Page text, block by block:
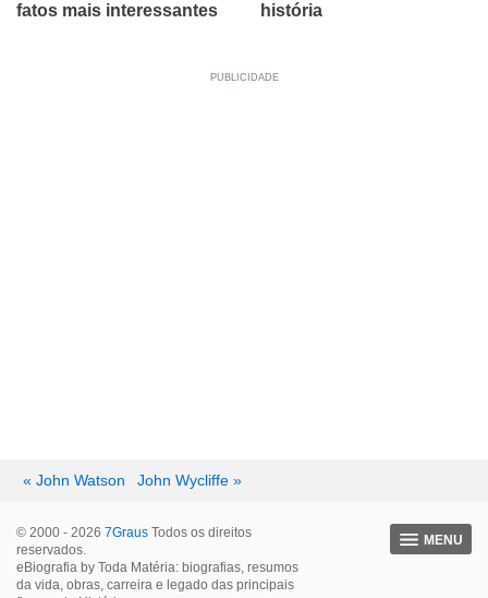
fatos mais interessantes
história
« John Watson John Wycliffe »
MENU
© 2000 - 2026 7Graus Todos os direitos
reservados.
eBiografia by Toda Matéria: biografias, resumos
da vida, obras, carreira e legado das principais